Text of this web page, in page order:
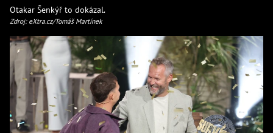
Otakar Šenkýř to dokázal.
Zdroj: eXtra.cz/Tomáš Martínek